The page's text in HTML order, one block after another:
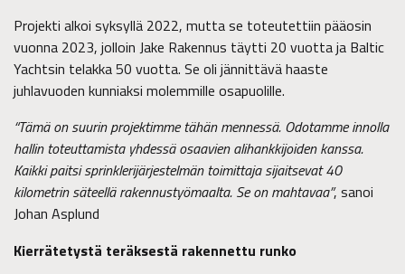
Projekti alkoi syksyllä 2022, mutta se toteutettiin pääosin
vuonna 2023, jolloin Jake Rakennus täytti 20 vuotta ja Baltic
Yachtsin telakka 50 vuotta. Se oli jännittävä haaste
juhlavuoden kunniaksi molemmille osapuolille.
“Tämä on suurin projektimme tähän mennessä. Odotamme innolla
hallin toteuttamista yhdessä osaavien alihankkijoiden kanssa.
Kaikki paitsi sprinklerijärjestelmän toimittaja sijaitsevat 40
kilometrin säteellä rakennustyömaalta. Se on mahtavaa”, sanoi
Johan Asplund
Kierrätetystä teräksestä rakennettu runko